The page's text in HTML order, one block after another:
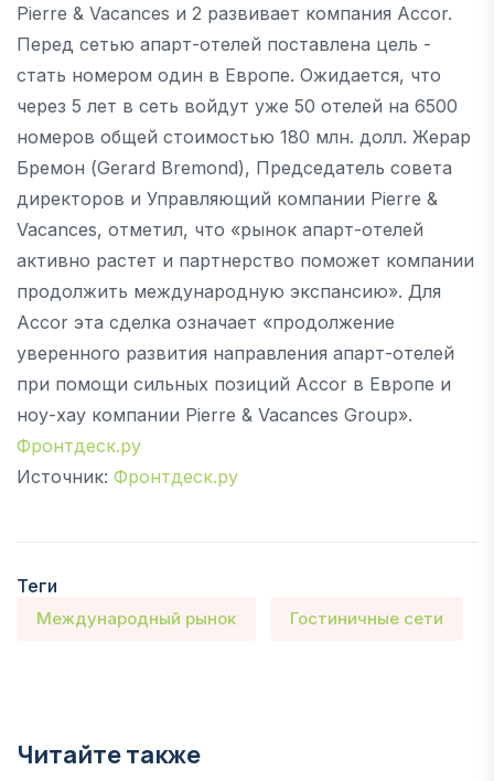
Pierre & Vacances и 2 развивает компания Accor.
Перед сетью апарт-отелей поставлена цель -
стать номером один в Европе. Ожидается, что
через 5 лет в сеть войдут уже 50 отелей на 6500
номеров общей стоимостью 180 млн. долл. Жерар
Бремон (Gerard Bremond), Председатель совета
директоров и Управляющий компании Pierre &
Vacances, отметил, что «рынок апарт-отелей
активно растет и партнерство поможет компании
продолжить международную экспансию». Для
Accor эта сделка означает «продолжение
уверенного развития направления апарт-отелей
при помощи сильных позиций Accor в Европе и
ноу-хау компании Pierre & Vacances Group».
Фронтдеск.ру
Источник: Фронтдеск.ру
Теги
Международный рынок Гостиничные сети
Читайте также